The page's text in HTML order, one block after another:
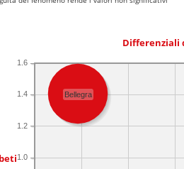
Differenziali
1.0
1.2
1.4
1.6
Bellegra